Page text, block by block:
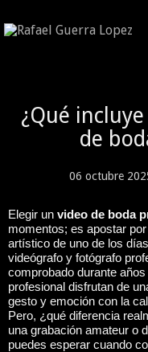
¿Qué
de
06 octubre
Elegir un video de boda
momentos; es apostar
artístico de uno de los
videógrafo y fotógrafo
comprobado durante
profesional disfrutan de
gesto y emoción con la
Pero, ¿qué diferencia
una grabación amateur o
puedes esperar cuando